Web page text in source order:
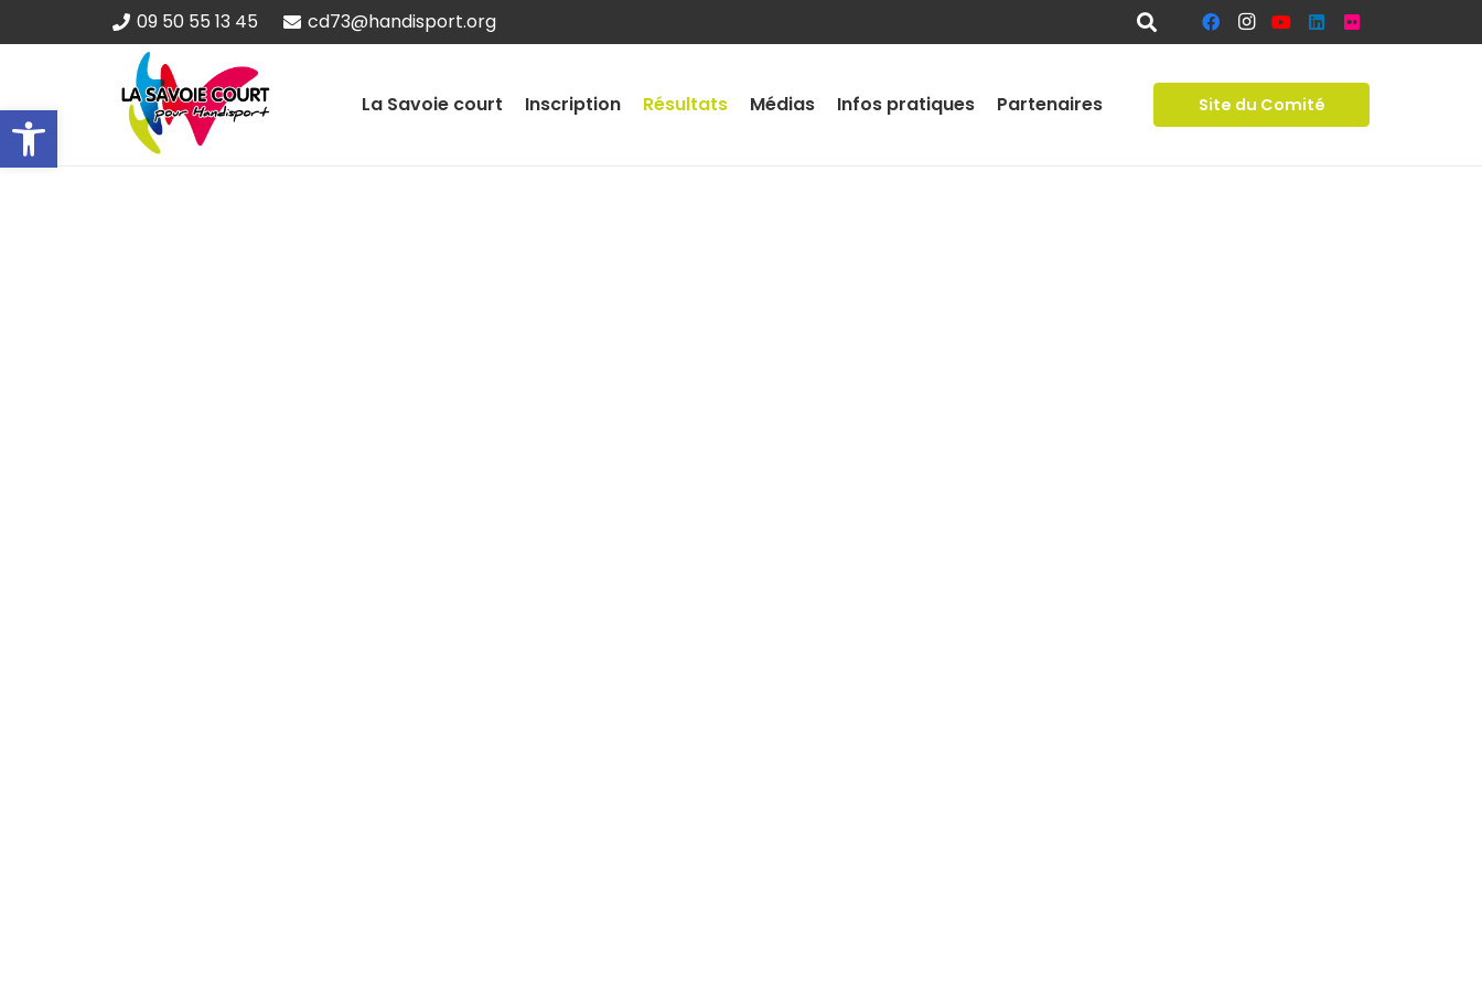
Ouvrir la barre d’outils
09 50 55 13 45 cd73@handisport.org
La Savoie court Inscription Résultats Médias Infos pratiques Partenaires Site du Comité